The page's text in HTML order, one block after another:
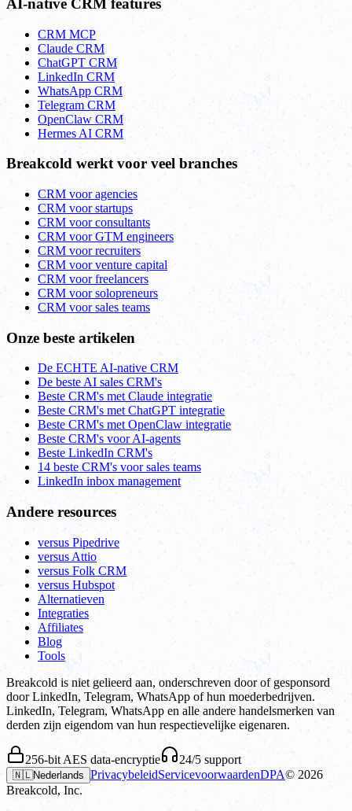
AI-native CRM features
CRM MCP
Claude CRM
ChatGPT CRM
LinkedIn CRM
WhatsApp CRM
Telegram CRM
OpenClaw CRM
Hermes AI CRM
Breakcold werkt voor veel branches
CRM voor agencies
CRM voor startups
CRM voor consultants
CRM voor GTM engineers
CRM voor recruiters
CRM voor venture capital
CRM voor freelancers
CRM voor solopreneurs
CRM voor sales teams
Onze beste artikelen
De ECHTE AI-native CRM
De beste AI sales CRM's
Beste CRM's met Claude integratie
Beste CRM's met ChatGPT integratie
Beste CRM's met OpenClaw integratie
Beste CRM's voor AI-agents
Beste LinkedIn CRM's
14 beste CRM's voor sales teams
LinkedIn inbox management
Andere resources
versus Pipedrive
versus Attio
versus Folk CRM
versus Hubspot
Alternatieven
Integraties
Affiliates
Blog
Tools
Breakcold is niet gelieerd aan, onderschreven door of gesponsord
door LinkedIn, Telegram, WhatsApp of hun moederbedrijven.
LinkedIn, Telegram, WhatsApp en alle andere handelsmerken van
derden zijn eigendom van hun respectievelijke eigenaren.
256-bit AES data-encryptie 24/5 support
🇳🇱Nederlands PrivacybeleidServicevoorwaardenDPA© 2026
Breakcold, Inc.